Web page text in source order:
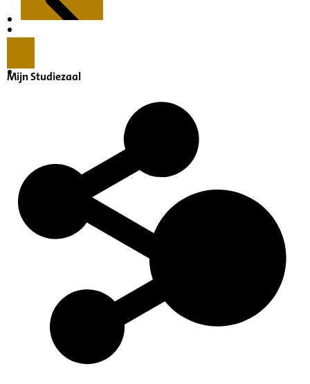
Inventaris
Mijn Studiezaal